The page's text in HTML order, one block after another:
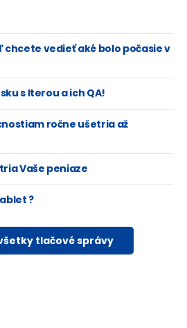
chcete vedieť aké bolo počasie v
s Iterou a ich QA!
ročne ušetria až
Vaše peniaze
?
tlačové správy